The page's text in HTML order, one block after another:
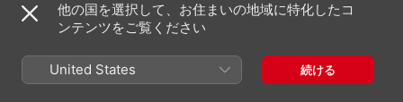
レオンハルト・コンソート、グス
タフ・レオンハルト
他の国を選択して、お住まいの地域に特化したコ
ンテンツをご覧ください
United States 続ける